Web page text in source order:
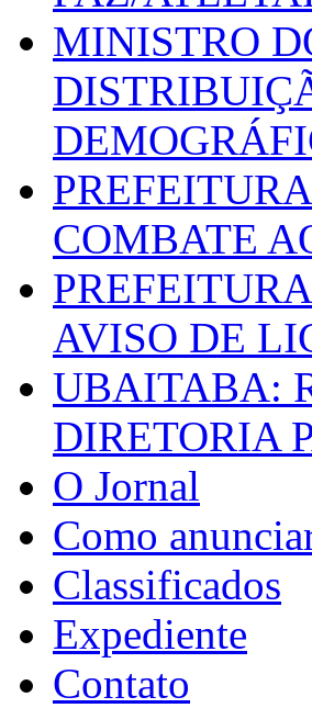
MINISTRO
COMBATE
AVISO DE
UBAITABA:
DIRETORIA
O Jornal
Como
Classificados
Expediente
Contato